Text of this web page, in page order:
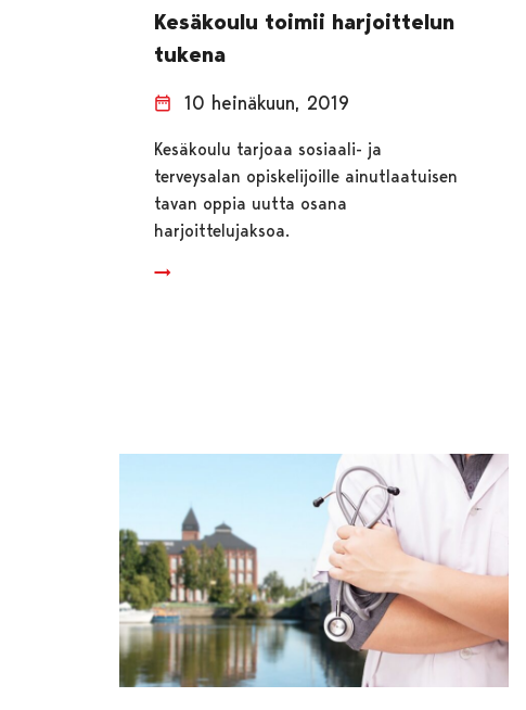
Kesäkoulu toimii harjoittelun
tukena
10 heinäkuun, 2019
Kesäkoulu tarjoaa sosiaali- ja
terveysalan opiskelijoille ainutlaatuisen
tavan oppia uutta osana
harjoittelujaksoa.